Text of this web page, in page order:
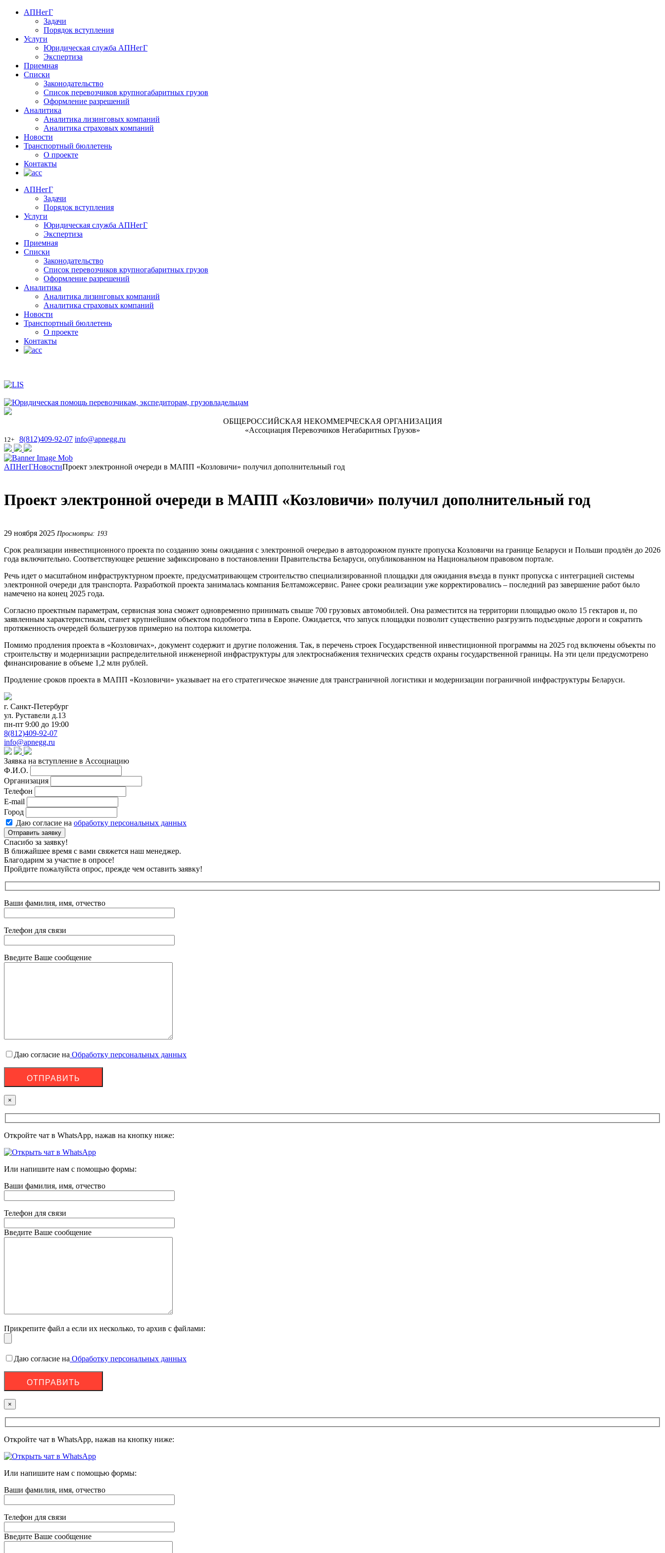
АПНегГ
Задачи
Порядок вступления
Услуги
Юридическая служба АПНегГ
Экспертиза
Приемная
Списки
Законодательство
Список перевозчиков крупногабаритных грузов
Оформление разрешений
Аналитика
Аналитика лизинговых компаний
Aналитика страховых компаний
Новости
Транспортный бюллетень
О проекте
Контакты
АПНегГ
Задачи
Порядок вступления
Услуги
Юридическая служба АПНегГ
Экспертиза
Приемная
Списки
Законодательство
Список перевозчиков крупногабаритных грузов
Оформление разрешений
Аналитика
Аналитика лизинговых компаний
Aналитика страховых компаний
Новости
Транспортный бюллетень
О проекте
Контакты
ОБЩЕРОССИЙСКАЯ НЕКОММЕРЧЕСКАЯ ОРГАНИЗАЦИЯ
«Ассоциация Перевозчиков Негабаритных Грузов»
12+ 8(812)409-92-07 info@apnegg.ru
АПНегГНовостиПроект электронной очереди в МАПП «Козловичи» получил дополнительный год
Проект электронной очереди в МАПП «Козловичи» получил дополнительный год
29 ноября 2025 Просмотры: 193
Срок реализации инвестиционного проекта по созданию зоны ожидания с электронной очередью в автодорожном пункте пропуска Козловичи на границе Беларуси и Польши продлён до 2026
года включительно. Соответствующее решение зафиксировано в постановлении Правительства Беларуси, опубликованном на Национальном правовом портале.
Речь идет о масштабном инфраструктурном проекте, предусматривающем строительство специализированной площадки для ожидания въезда в пункт пропуска с интеграцией системы
электронной очереди для транспорта. Разработкой проекта занималась компания Белтаможсервис. Ранее сроки реализации уже корректировались – последний раз завершение работ было
намечено на конец 2025 года.
Согласно проектным параметрам, сервисная зона сможет одновременно принимать свыше 700 грузовых автомобилей. Она разместится на территории площадью около 15 гектаров и, по
заявленным характеристикам, станет крупнейшим объектом подобного типа в Европе. Ожидается, что запуск площадки позволит существенно разгрузить подъездные дороги и сократить
протяженность очередей большегрузов примерно на полтора километра.
Помимо продления проекта в «Козловичах», документ содержит и другие положения. Так, в перечень строек Государственной инвестиционной программы на 2025 год включены объекты по
строительству и модернизации распределительной инженерной инфраструктуры для электроснабжения технических средств охраны государственной границы. На эти цели предусмотрено
финансирование в объеме 1,2 млн рублей.
Продление сроков проекта в МАПП «Козловичи» указывает на его стратегическое значение для трансграничной логистики и модернизации пограничной инфраструктуры Беларуси.
г. Санкт-Петербург
ул. Руставели д.13
пн-пт 9:00 до 19:00
8(812)409-92-07
info@apnegg.ru
Заявка на вступление в Ассоциацию
Ф.И.О.
Организация
Телефон
E-mail
Город
Даю согласие на обработку персональных данных
Отправить заявку
Спасибо за заявку!
В ближайшее время с вами свяжется наш менеджер.
Благодарим за участие в опросе!
Пройдите пожалуйста опрос, прежде чем оставить заявку!
Ваши фамилия, имя, отчество
Телефон для связи
Введите Ваше сообщение
Даю согласие на Обработку персональных данных
×
Откройте чат в WhatsApp, нажав на кнопку ниже:
Или напишите нам с помощью формы:
Ваши фамилия, имя, отчество
Телефон для связи
Введите Ваше сообщение
Прикрепите файл а если их несколько, то архив с файлами:
Даю согласие на Обработку персональных данных
×
Откройте чат в WhatsApp, нажав на кнопку ниже:
Или напишите нам с помощью формы:
Ваши фамилия, имя, отчество
Телефон для связи
Введите Ваше сообщение